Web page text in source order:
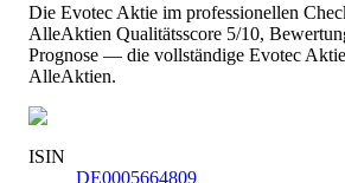
Die Evotec Aktie im professionellen
AlleAktien Qualitätsscore 5/10,
Prognose — die vollständige Evotec
AlleAktien.
ISIN
DE0005664809